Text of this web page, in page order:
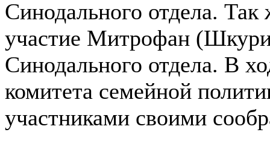
Синодального отдела.
участие Митрофан
Синодального отдела. В
комитета семейной
участниками своими